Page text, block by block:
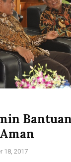
18, 2017